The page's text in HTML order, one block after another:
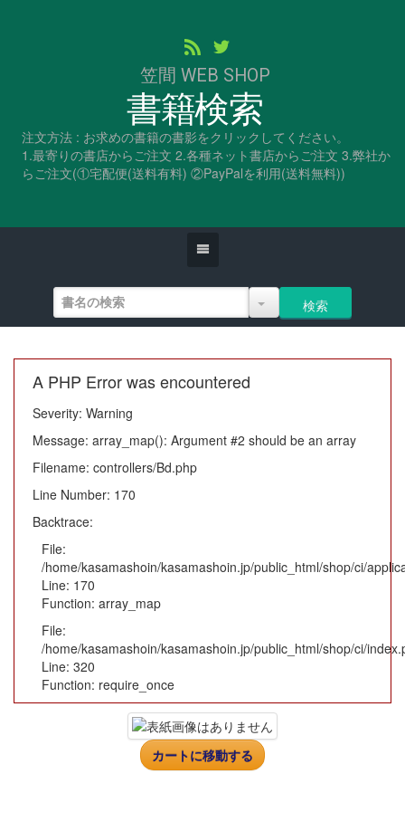
笠間 WEB SHOP
書籍検索
注文方法 : お求めの書籍の書影をクリックしてください。
1.最寄りの書店からご注文 2.各種ネット書店からご注文 3.弊社か
らご注文(①宅配便(送料有料) ②PayPalを利用(送料無料))
A PHP Error was encountered
Severity: Warning
Message: array_map(): Argument #2 should be an array
Filename: controllers/Bd.php
Line Number: 170
Backtrace:
File:
/home/kasamashoin/kasamashoin.jp/public_html/shop/ci/
Line: 170
Function: array_map
File:
/home/kasamashoin/kasamashoin.jp/public_html/shop/ci/
Line: 320
Function: require_once
カートに移動する